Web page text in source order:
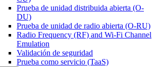
Prueba de unidad distribuida abierta (O-
DU)
Prueba de unidad de radio abierta (O-RU)
Radio Frequency (RF) and Wi-Fi Channel
Emulation
Validación de seguridad
Prueba como servicio (TaaS)